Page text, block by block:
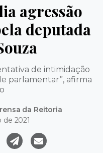
agressão
deputada
de intimidação
parlamentar”, afirma
da Reitoria
2021